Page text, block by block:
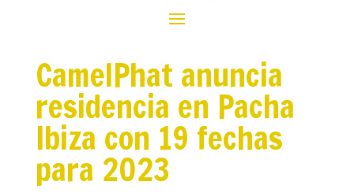
CamelPhat anuncia
residencia en Pacha
Ibiza con 19 fechas
para 2023